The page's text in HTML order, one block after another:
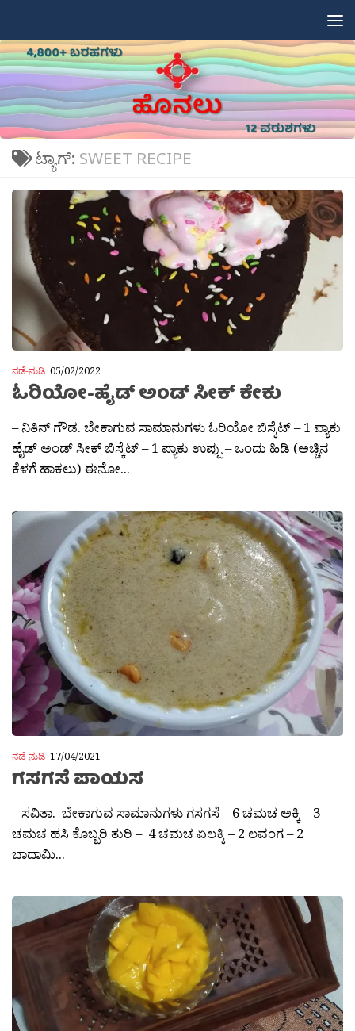
ಟ್ಯಾಗ್: SWEET RECIPE
ನಡೆ-ನುಡಿ 05/02/2022
ಓರಿಯೋ-ಹೈಡ್ ಅಂಡ್ ಸೀಕ್ ಕೇಕು
– ನಿತಿನ್ ಗೌಡ. ಬೇಕಾಗುವ ಸಾಮಾನುಗಳು ಓರಿಯೋ ಬಿಸ್ಕೆಟ್ – 1 ಪ್ಯಾಕು
ಹೈಡ್ ಅಂಡ್ ಸೀಕ್ ಬಿಸ್ಕೆಟ್ – 1 ಪ್ಯಾಕು ಉಪ್ಪು – ಒಂದು ಹಿಡಿ (ಅಚ್ಚಿನ
ಕೆಳಗೆ ಹಾಕಲು) ಈನೋ...
ನಡೆ-ನುಡಿ 17/04/2021
ಗಸಗಸೆ ಪಾಯಸ
– ಸವಿತಾ. ಬೇಕಾಗುವ ಸಾಮಾನುಗಳು ಗಸಗಸೆ – 6 ಚಮಚ ಅಕ್ಕಿ – 3
ಚಮಚ ಹಸಿ ಕೊಬ್ಬರಿ ತುರಿ – 4 ಚಮಚ ಏಲಕ್ಕಿ – 2 ಲವಂಗ – 2
ಬಾದಾಮಿ...